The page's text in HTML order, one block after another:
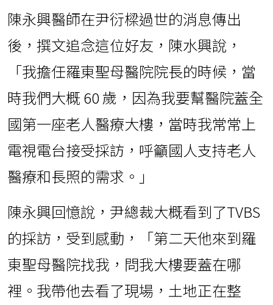
陳永興醫師在尹衍樑過世的消息傳出
後，撰文追念這位好友，陳水興說，
「我擔任羅東聖母醫院院長的時候，當
時我們大概 60 歲，因為我要幫醫院蓋全
國第一座老人醫療大樓，當時我常常上
電視電台接受採訪，呼籲國人支持老人
醫療和長照的需求。」
陳永興回憶說，尹總裁大概看到了TVBS
的採訪，受到感動，「第二天他來到羅
東聖母醫院找我，問我大樓要蓋在哪
裡。我帶他去看了現場，土地正在整